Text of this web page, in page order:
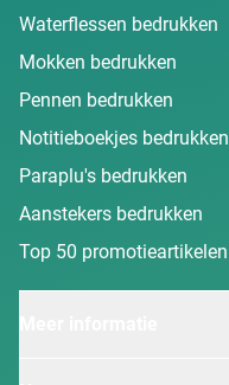
Waterflessen bedrukken
Mokken bedrukken
Pennen bedrukken
Notitieboekjes bedrukken
Paraplu's bedrukken
Aanstekers bedrukken
Top 50 promotieartikelen